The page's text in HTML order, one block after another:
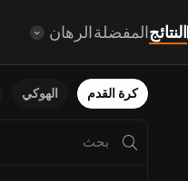
النتائجالمفضلةالرهان
كرة القدم الهوكي